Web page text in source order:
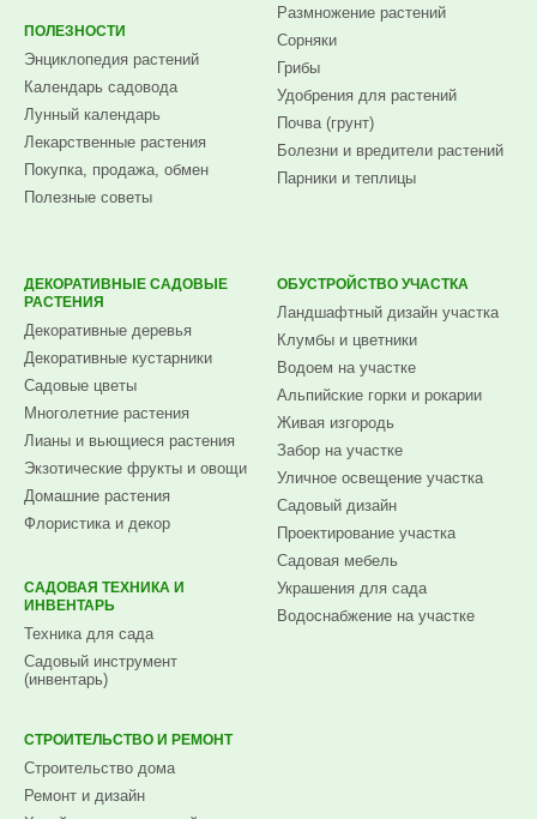
ПОЛЕЗНОСТИ
Энциклопедия растений
Календарь садовода
Лунный календарь
Лекарственные растения
Покупка, продажа, обмен
Полезные советы
Размножение растений
Сорняки
Грибы
Удобрения для растений
Почва (грунт)
Болезни и вредители растений
Парники и теплицы
ДЕКОРАТИВНЫЕ САДОВЫЕ
РАСТЕНИЯ
Декоративные деревья
Декоративные кустарники
Садовые цветы
Многолетние растения
Лианы и вьющиеся растения
Экзотические фрукты и овощи
Домашние растения
Флористика и декор
САДОВАЯ ТЕХНИКА И
ИНВЕНТАРЬ
Техника для сада
Садовый инструмент
(инвентарь)
ОБУСТРОЙСТВО УЧАСТКА
Ландшафтный дизайн участка
Клумбы и цветники
Водоем на участке
Альпийские горки и рокарии
Живая изгородь
Забор на участке
Уличное освещение участка
Садовый дизайн
Проектирование участка
Садовая мебель
Украшения для сада
Водоснабжение на участке
СТРОИТЕЛЬСТВО И РЕМОНТ
Строительство дома
Ремонт и дизайн